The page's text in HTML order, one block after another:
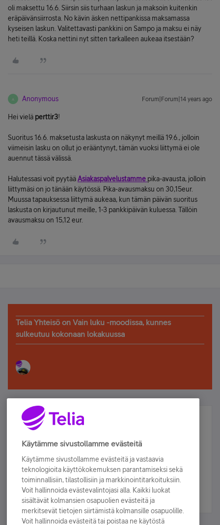
oli maksettu 16.6. Siirsin siis turhaan laskun ja maksoin kuitenkin
eräpäivänsiirrosta. No kävin äsken nettipankissa maksamassa
kyseisen laskun. Valitettavasti pankkini on Sampo ja maksu ei näy
heti teillä. Koska nettini nyt sitten tarkalleen aukeaa itsestään?
A Anonymous Forum|Forum|14 years ago
Hei vielä perttir3!
Suoritus 16.6. maksetusta laskusta on näkynyt meillä 19.6., jolloin
viimeisin lasku on ollut jo erääntynyt, tämän vuoksi liittymä ei ole
auennut tässä välissä.
Halutessasi voit pyytääAsiakaspalvelustamme pika-avausta, jolloin
liittymäsi on jo tänään käytössä. Pika-avausmaksu on 30,15eur.
Muussa tapauksessa liittymä aukeaa, kun tämän päivän suoritus
laskusta on kirjautunut meille, 1-3 pankkipäivän kuluessa. Tällöin
avausmaksu on 15,12 eur.
Telia Yhteisö on Vain luku -moodissa, kunnes
sulkeutuu kokonaan lokakuussa
Älä jää paitsi – osallistu ja voita!
Tilaa Telian uutiskirje ja olet mukana arvonnassa.
sähköpostiisi.
Tilaa nyt
Käytämme sivustollamme evästeitä
Käytämme sivustollamme evästeitä ja vastaavia
teknologioita käyttökokemuksen parantamiseksi sekä
toiminnallisiin, tilastollisiin ja markkinointitarkoituksiin.
Voit hallinnoida evästevalintojasi alla. Kaikki luokat
sisältävät kolmansien osapuolien evästeitä ja
merkitsevät tietojen siirtämistä kolmansille osapuolille.
Voit hallinnoida evästeitä tai poistaa ne käytöstä